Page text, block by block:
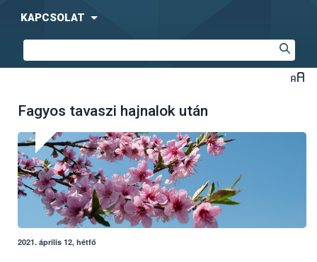
KAPCSOLAT
Fagyos tavaszi hajnalok után
2021. április 12, hétfő